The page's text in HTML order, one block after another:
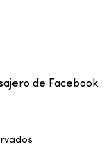
de Facebook